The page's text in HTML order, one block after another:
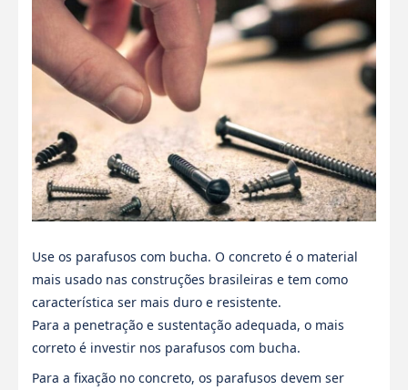
Use os parafusos com bucha. O concreto é o material
mais usado nas construções brasileiras e tem como
característica ser mais duro e resistente.
Para a penetração e sustentação adequada, o mais
correto é investir nos parafusos com bucha.
Para a fixação no concreto, os parafusos devem ser